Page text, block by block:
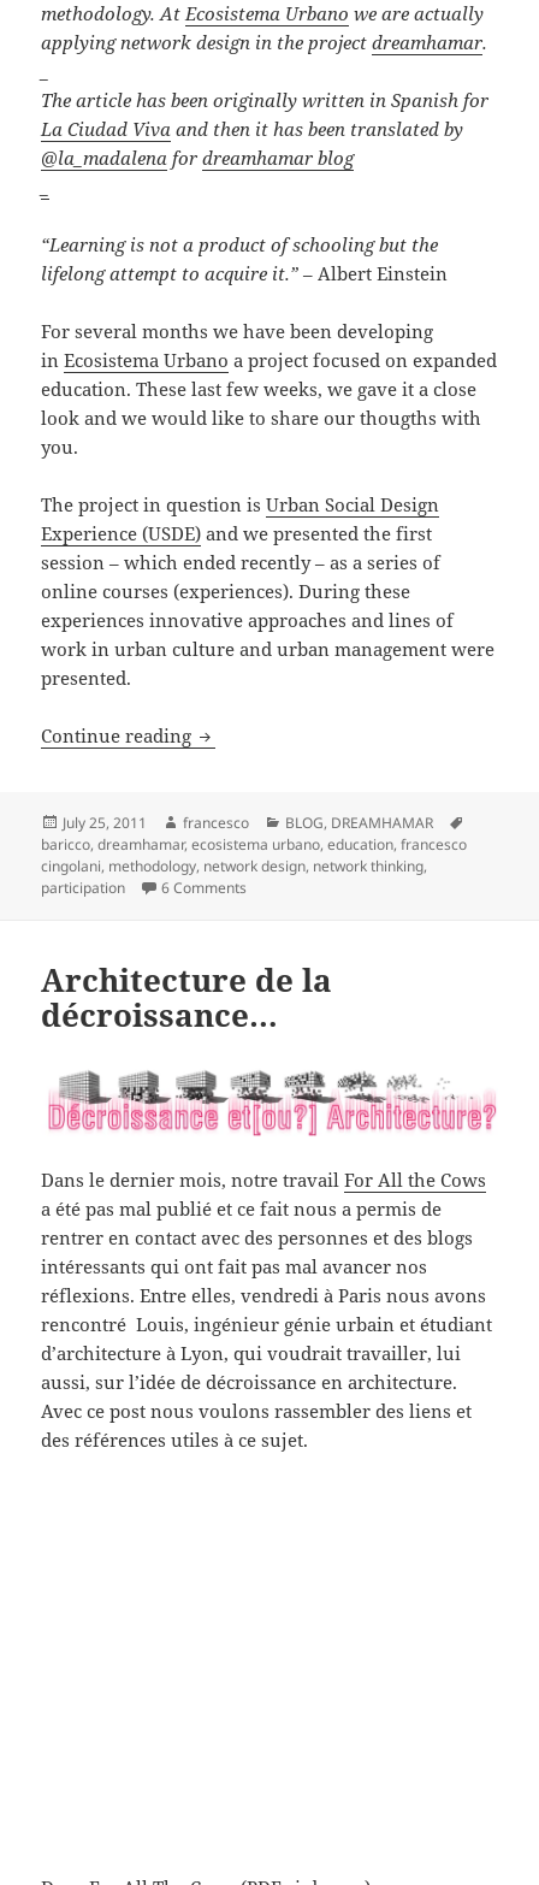
methodology. AtEcosistema Urbano we are actually
applying network design in the projectdreamhamar.
The article has been originally written in Spanish for
La Ciudad Viva and then it has been translated by
@la_madalena fordreamhamar blog
“Learning is not a product of schooling but the
lifelong attempt to acquire it.” – Albert Einstein
For several months we have been developing
inEcosistema Urbano a project focused on expanded
education. These last few weeks, we gave it a close
look and we would like to share our thougths with
you.
The project in question isUrban Social Design
Experience (USDE) and we presented the first
session – which ended recently – as a series of
online courses (experiences). During these
experiences innovative approaches and lines of
work in urban culture and urban management were
presented.
Continue reading What is Network Design Methodology?
Posted
on
July 25, 2011 Author
francesco Categories
BLOG, DREAMHAMAR
baricco,dreamhamar,ecosistema urbano,education,francesco
cingolani, methodology, network design, network thinking,
participation
6 Comments
Architecture de la
décroissance…
Dans le dernier mois, notre travailFor All the Cows
a été pas mal publié et ce fait nous a permis de
rentrer en contact avec des personnes et des blogs
intéressants qui ont fait pas mal avancer nos
réflexions. Entre elles, vendredi à Paris nous avons
rencontré Louis, ingénieur génie urbain et étudiant
d’architecture à Lyon, qui voudrait travailler, lui
aussi, sur l’idée de décroissance en architecture.
Avec ce post nous voulons rassembler des liens et
des références utiles à ce sujet.